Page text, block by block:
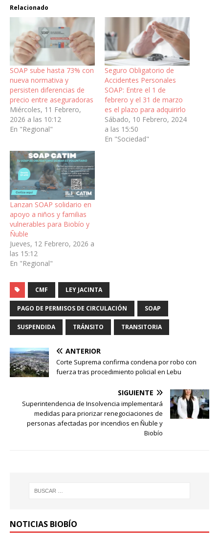
Relacionado
SOAP sube hasta 73% con
nueva normativa y
persisten diferencias de
precio entre aseguradoras
Miércoles, 11 Febrero,
2026 a las 10:12
En "Regional"
Seguro Obligatorio de
Accidentes Personales
SOAP: Entre el 1 de
febrero y el 31 de marzo
es el plazo para adquirirlo
Sábado, 10 Febrero, 2024
a las 15:50
En "Sociedad"
Lanzan SOAP solidario en
apoyo a niños y familias
vulnerables para Biobío y
Ñuble
Jueves, 12 Febrero, 2026 a
las 15:12
En "Regional"
CMF LEY JACINTA
PAGO DE PERMISOS DE CIRCULACIÓN SOAP
SUSPENDIDA TRÁNSITO TRANSITORIA
ANTERIOR
Corte Suprema confirma condena por robo con
fuerza tras procedimiento policial en Lebu
SIGUIENTE
Superintendencia de Insolvencia implementará
medidas para priorizar renegociaciones de
personas afectadas por incendios en Ñuble y
Biobío
NOTICIAS BIOBÍO